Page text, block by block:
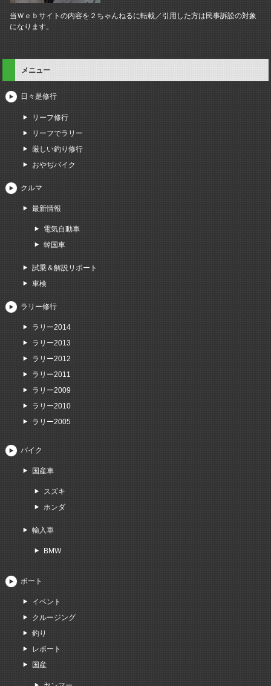
当Ｗｅｂサイトの内容を２ちゃんねるに転載／引用した方は民事訴訟の対象
になります。
メニュー
日々是修行
リーフ修行
リーフでラリー
厳しい釣り修行
おやぢバイク
クルマ
最新情報
電気自動車
韓国車
試乗＆解説リポート
車検
ラリー修行
ラリー2014
ラリー2013
ラリー2012
ラリー2011
ラリー2009
ラリー2010
ラリー2005
バイク
国産車
スズキ
ホンダ
輸入車
BMW
ボート
イベント
クルージング
釣り
レポート
国産